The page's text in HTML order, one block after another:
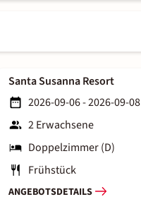
Santa Susanna Resort
2026-09-06 - 2026-09-08
2 Erwachsene
Doppelzimmer (D)
Frühstück
ANGEBOTSDETAILS